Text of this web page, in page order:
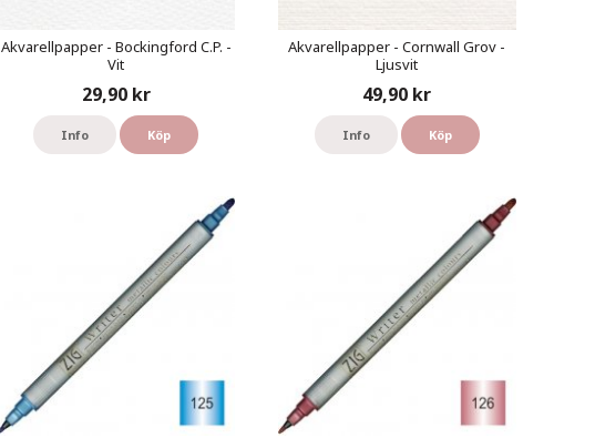
Akvarellpapper - Bockingford C.P. -
Vit
29,90 kr
Info Köp
Akvarellpapper - Cornwall Grov -
Ljusvit
49,90 kr
Info Köp